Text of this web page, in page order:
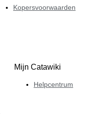
Kopersvoorwaarden
Mijn Catawiki
Helpcentrum